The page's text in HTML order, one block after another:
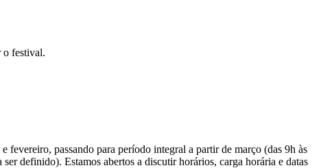
o festival.
fevereiro, passando para período integral a partir de março (das 9h às
definido). Estamos abertos a discutir horários, carga horária e datas